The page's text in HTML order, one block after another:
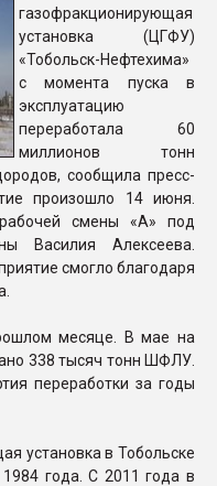
газофракционирующая
установка (ЦГФУ)
«Тобольск-Нефтехима»
с момента пуска в
эксплуатацию
переработала 60
миллионов тонн
сообщила пресс-
произошло 14 июня.
смены «А» под
Василия Алексеева.
смогло благодаря
месяце. В мае на
338 тысяч тонн ШФЛУ.
переработки за годы
установка в Тобольске
года. С 2011 года в